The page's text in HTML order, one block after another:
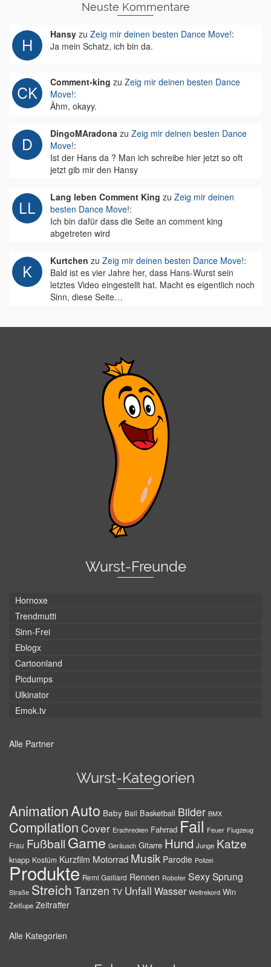
Neuste Kommentare
Hansy zu Zeig mir deinen besten Dance Move!:
Ja mein Schatz, ich bin da.
Comment-king zu Zeig mir deinen besten Dance
Move!:
Ähm, okayy.
DingoMAradona zu Zeig mir deinen besten Dance
Move!:
Ist der Hans da ? Man ich schreibe hier jetzt so oft
jetzt gib mir den Hansy
Lang leben Comment King zu Zeig mir deinen
besten Dance Move!:
Ich bin dafür dass die Seite an comment king
abgetreten wird
Kurtchen zu Zeig mir deinen besten Dance Move!:
Bald ist es vier Jahre her, dass Hans-Wurst sein
letztes Video eingestellt hat. Macht es eigentlich noch
Sinn, diese Seite…
Wurst-Freunde
Hornoxe
Trendmutti
Sinn-Frei
Eblogx
Cartoonland
Picdumps
Ulkinator
Emok.tv
Alle Partner
Wurst-Kategorien
AnimationAuto Baby Ball Basketball Bilder BMX
Compilation Cover Erschrecken Fahrrad Fail Feuer Flugzeug
Frau Fußball Game Geräusch Gitarre Hund Junge Katze
knapp Kostüm Kurzfilm Motorrad Musik Parodie Polizei
Produkte Remi Gaillard Rennen Roboter SexySprung
Straße Streich Tanzen TV Unfall Wasser Weltrekord Win
Zeitlupe Zeitraffer
Alle Kategorien